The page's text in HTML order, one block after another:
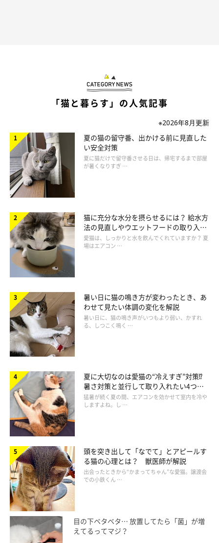
「猫と暮らす」の人気記事
※2026年8月更新
夏の猫の留守番、出かける前に見直した
い安全対策
夏に猫だけで留守番させる日は、帰宅するまで部屋
が暑くなりすぎ …
猫に充分な水分を摂らせるには？ 給水方
法の見直しやウエットフードの取り入れ
方を解説
愛猫は、しっかりと水を飲んでくれていますか？ 夏
場はエアコン …
暑い日に猫の鳴き方が変わったとき、あ
わせて見たい体調の変化を解説
暑い日に、猫の鳴き声がいつもより弱い、かすれ
る、しつこく鳴く …
夏に大切なのは愛猫の“冷えすぎ”対策⁉
暑さ対策と並行して取り入れたい4つの
工夫
猛暑が続く夏の間、エアコンを効かせて室内を冷や
しますよね。し …
頭を突き出して「なでて」とアピールす
る猫の心理とは？ 獣医師が解説
出会ったときから“かまってちゃん”な愛猫。譲渡会
での小鉄くん …
目の下ベタベタ… 放置してたら「菌」が増
えてるってマジ？